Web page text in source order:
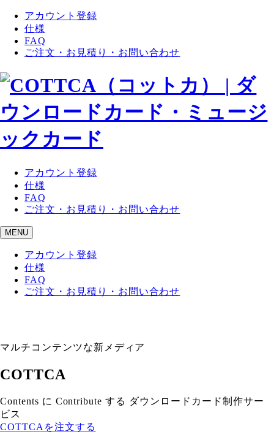
アカウント登録
仕様
FAQ
ご注文・お見積り・お問い合わせ
アカウント登録
仕様
FAQ
ご注文・お見積り・お問い合わせ
MENU
アカウント登録
仕様
FAQ
ご注文・お見積り・お問い合わせ
マルチコンテンツな新メディア
COTTCA
Contents に Contribute する ダウンロードカード制作サー
ビス
COTTCAを注文する